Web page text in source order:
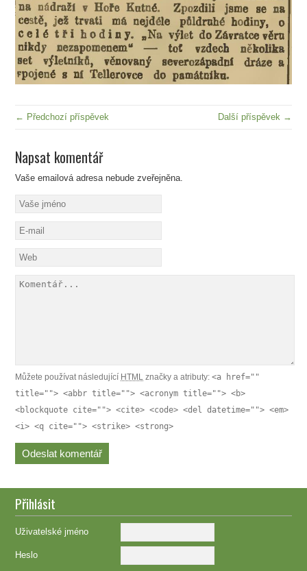
← Předchozí příspěvek Další příspěvek →
Napsat komentář
Vaše emailová adresa nebude zveřejněna.
Můžete používat následující HTML značky a atributy:<a href=""
title=""> <abbr title=""> <acronym title=""> <b>
<blockquote cite=""> <cite> <code> <del datetime=""> <em>
<i> <q cite=""> <strike> <strong>
Přihlásit
Uživatelské jméno
Heslo